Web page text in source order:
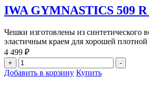
502
🇩🇪
IWA GYMNASTICS 509
Чешки изготовлены из синтетического
эластичным краем для хорошей плотной
4 499 ₽
+
Количество
товара
-
Добавить в корзину Купить